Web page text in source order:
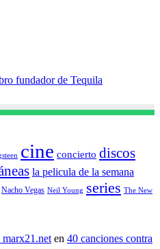
fundador de Tequila
cine concierto discos
la pelicula de la semana
Nacho Vegas Neil Young series The New
en 40 canciones contra